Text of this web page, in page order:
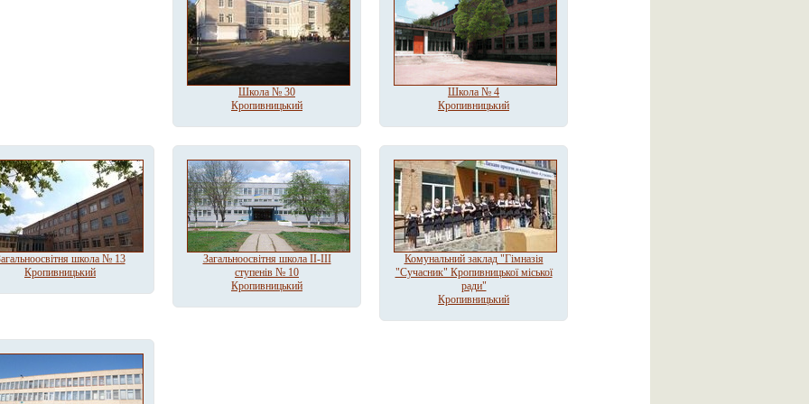
Школа № 30
Кропивницький
Школа № 4
Кропивницький
школа № 13
Кропивницький
Загальноосвітня школа ІІ-ІІІ
ступенів № 10
Кропивницький
Комунальний заклад "Гімназія
"Сучасник" Кропивницької міської
ради"
Кропивницький